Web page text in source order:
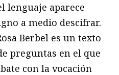
lenguaje aparece
a medio descifrar.
Berbel es un texto
preguntas en el que
con la vocación